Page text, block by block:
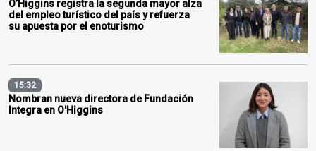
O’Higgins registra la segunda mayor alza
del empleo turístico del país y refuerza
su apuesta por el enoturismo
15:32
Nombran nueva directora de Fundación
Integra en O'Higgins